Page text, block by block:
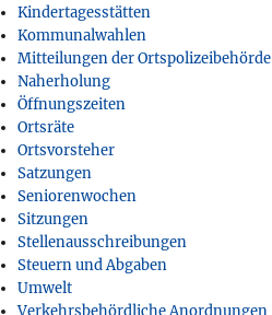
Kindertagesstätten
Kommunalwahlen
Mitteilungen der Ortspolizeibehörde
Naherholung
Öffnungszeiten
Ortsräte
Ortsvorsteher
Satzungen
Seniorenwochen
Sitzungen
Stellenausschreibungen
Steuern und Abgaben
Umwelt
Verkehrsbehördliche Anordnungen